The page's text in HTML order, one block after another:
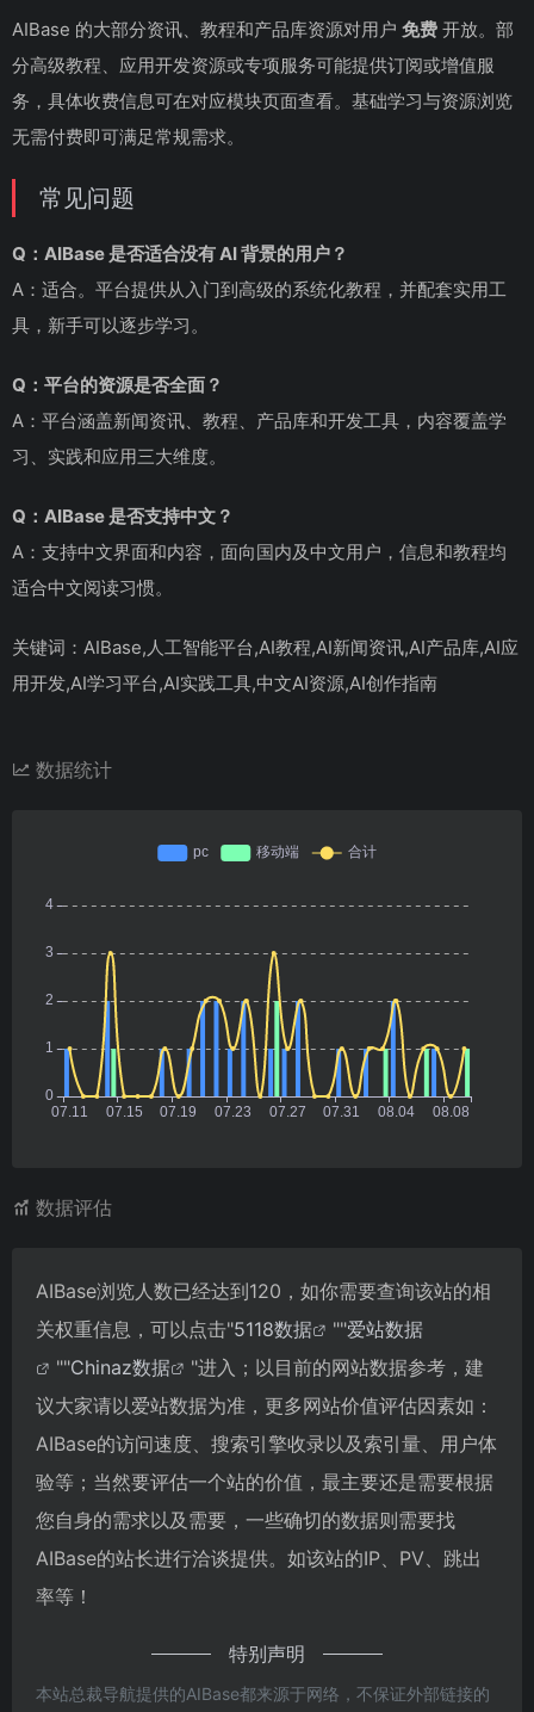
AIBase 的大部分资讯、教程和产品库资源对用户 免费 开放。部
分高级教程、应用开发资源或专项服务可能提供订阅或增值服
务，具体收费信息可在对应模块页面查看。基础学习与资源浏览
无需付费即可满足常规需求。
常见问题
Q：AIBase 是否适合没有 AI 背景的用户？
A：适合。平台提供从入门到高级的系统化教程，并配套实用工
具，新手可以逐步学习。
Q：平台的资源是否全面？
A：平台涵盖新闻资讯、教程、产品库和开发工具，内容覆盖学
习、实践和应用三大维度。
Q：AIBase 是否支持中文？
A：支持中文界面和内容，面向国内及中文用户，信息和教程均
适合中文阅读习惯。
关键词：AIBase,人工智能平台,AI教程,AI新闻资讯,AI产品库,AI应
用开发,AI学习平台,AI实践工具,中文AI资源,AI创作指南
数据统计
数据评估
AIBase浏览人数已经达到120，如你需要查询该站的相
关权重信息，可以点击"5118数据 ""爱站数据
""Chinaz数据
"进入；以目前的网站数据参考，建
议大家请以爱站数据为准，更多网站价值评估因素如：
AIBase的访问速度、搜索引擎收录以及索引量、用户体
验等；当然要评估一个站的价值，最主要还是需要根据
您自身的需求以及需要，一些确切的数据则需要找
AIBase的站长进行洽谈提供。如该站的IP、PV、跳出
率等！
特别声明
本站总裁导航提供的AIBase都来源于网络，不保证外部链接的